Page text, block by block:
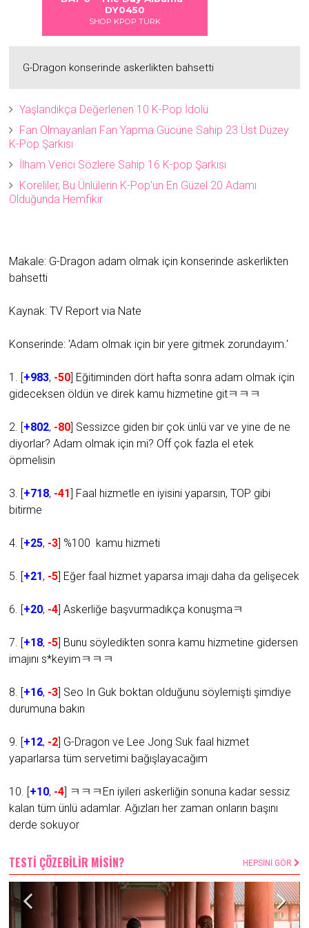
DY0450
SHOP KPOP TÜRK
G-Dragon konserinde askerlikten bahsetti
Yaşlandıkça Değerlenen 10 K-Pop İdolü
Fan Olmayanları Fan Yapma Gücüne Sahip 23 Üst Düzey
K-Pop Şarkısı
İlham Verici Sözlere Sahip 16 K-pop Şarkısı
Koreliler, Bu Ünlülerin K-Pop'un En Güzel 20 Adamı
Olduğunda Hemfikir
Makale: G-Dragon adam olmak için konserinde askerlikten
bahsetti
Kaynak: TV Report via Nate
Konserinde: 'Adam olmak için bir yere gitmek zorundayım.'
1. [ +983, -50 ] Eğitiminden dört hafta sonra adam olmak için
gideceksen öldün ve direk kamu hizmetine gitㅋㅋㅋ
2. [ +802, -80 ] Sessizce giden bir çok ünlü var ve yine de ne
diyorlar? Adam olmak için mi? Off çok fazla el etek
öpmelisin
3. [ +718, -41
] Faal hizmetle en iyisini yaparsın, TOP gibi
bitirme
4. [ +25, -3 ] %100 kamu hizmeti
5. [ +21 , -5 ] Eğer faal hizmet yaparsa imajı daha da gelişecek
6. [ +20, -4 ] Askerliğe başvurmadıkça konuşmaㅋ
7. [ +18, -5 ] Bunu söyledikten sonra kamu hizmetine gidersen
imajını s*keyimㅋㅋㅋ
8. [ +16, -3 ] Seo In Guk boktan olduğunu söylemişti şimdiye
durumuna bakın
9. [ +12, -2 ] G-Dragon ve Lee Jong Suk faal hizmet
yaparlarsa tüm servetimi bağışlayacağım
10. [ +10, -4 ] ㅋㅋㅋEn iyileri askerliğin sonuna kadar sessiz
kalan tüm ünlü adamlar. Ağızları her zaman onların başını
derde sokuyor
TESTİ ÇÖZEBİLİR MİSİN? HEPSİNİ GÖR